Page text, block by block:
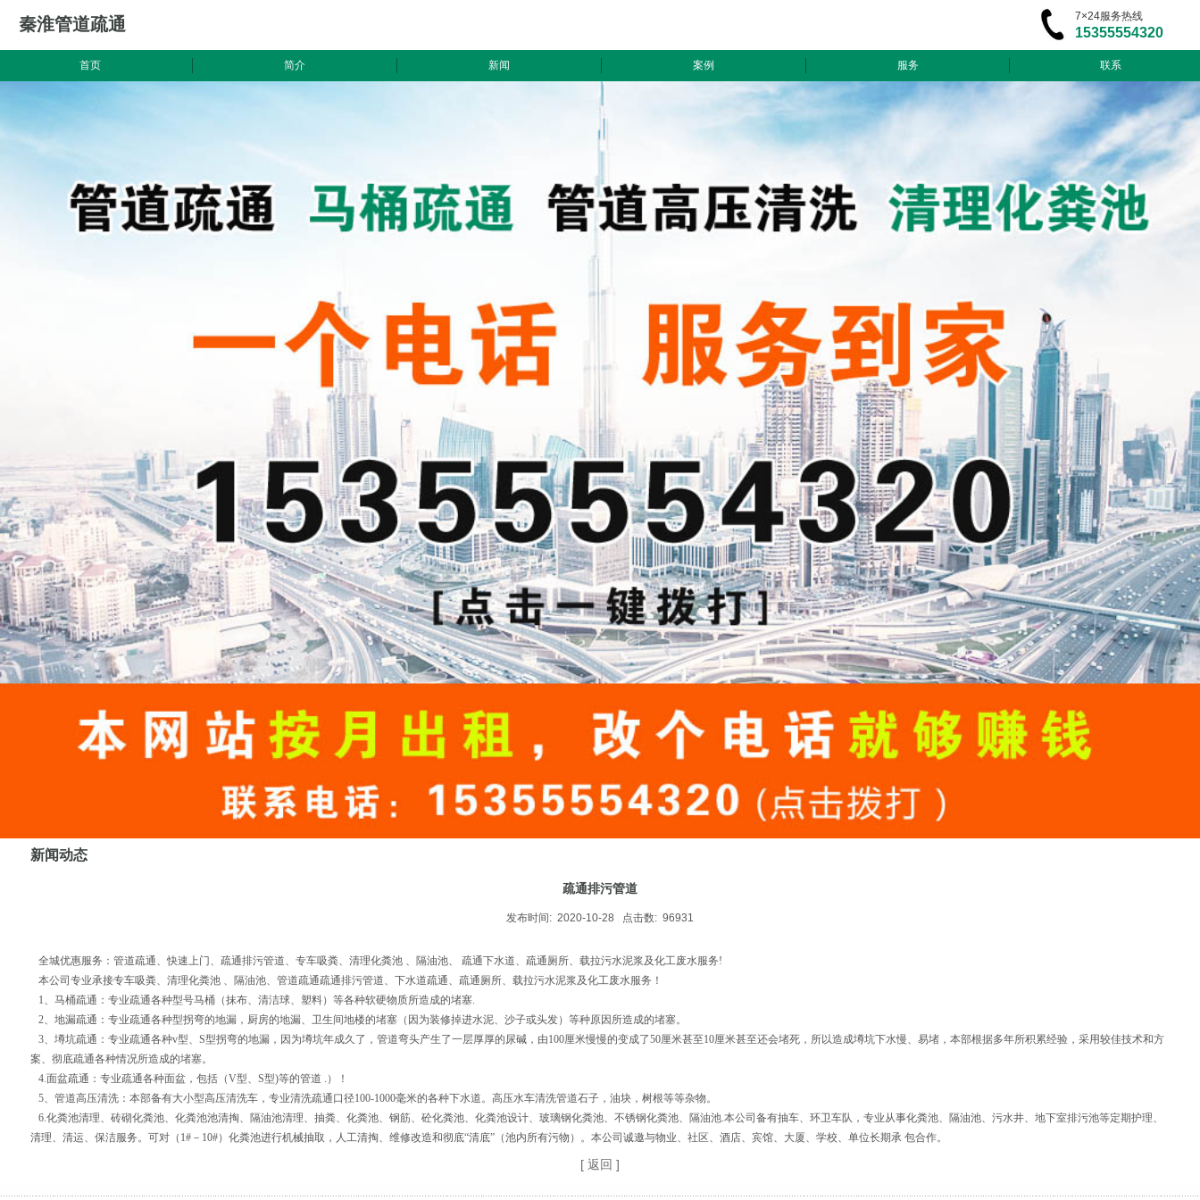
秦淮管道疏通 7×24服务热线
15355554320
首页 简介 新闻 案例 服务 联系
新闻动态
疏通排污管道
发布时间: 2020-10-28 点击数: 96931
全城优惠服务：管道疏通、快速上门、疏通排污管道、专车吸粪、清理化粪池 、隔油池、 疏通下水道、疏通厕所、载拉污水泥浆及化工废水服务!
本公司专业承接专车吸粪、清理化粪池 、隔油池、管道疏通疏通排污管道、下水道疏通、疏通厕所、载拉污水泥浆及化工废水服务！
1、马桶疏通：专业疏通各种型号马桶（抹布、清洁球、塑料）等各种软硬物质所造成的堵塞.
2、地漏疏通：专业疏通各种型拐弯的地漏，厨房的地漏、卫生间地楼的堵塞（因为装修掉进水泥、沙子或头发）等种原因所造成的堵塞。
3、墫坑疏通：专业疏通各种v型、S型拐弯的地漏，因为墫坑年成久了，管道弯头产生了一层厚厚的尿碱，由100厘米慢慢的变成了50厘米甚至10厘米甚至还会堵死，所以造成墫坑下水慢、易堵，本部根据多年所积累经验，采用较佳技术和方
案、彻底疏通各种情况所造成的堵塞。
4.面盆疏通：专业疏通各种面盆，包括（V型、S型)等的管道 .）！
5、管道高压清洗：本部备有大小型高压清洗车，专业清洗疏通口径100-1000毫米的各种下水道。高压水车清洗管道石子，油块，树根等等杂物。
6.化粪池清理、砖砌化粪池、化粪池池清掏、隔油池清理、抽粪、化粪池、钢筋、砼化粪池、化粪池设计、玻璃钢化粪池、不锈钢化粪池、隔油池.本公司备有抽车、环卫车队，专业从事化粪池、隔油池、污水井、地下室排污池等定期护理、
清理、清运、保洁服务。可对（1#－10#）化粪池进行机械抽取，人工清掏、维修改造和彻底“清底”（池内所有污物）。本公司诚邀与物业、社区、酒店、宾馆、大厦、学校、单位长期承 包合作。
[ 返回 ]